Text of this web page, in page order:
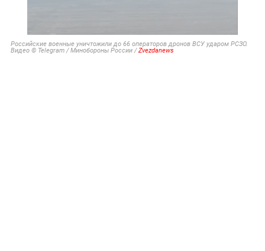
Российские военные уничтожили до 66 операторов дронов ВСУ ударом РСЗО.
Видео © Telegram / Минобороны России /Zvezdanews